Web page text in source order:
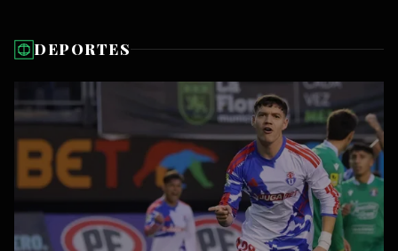
DEPORTES